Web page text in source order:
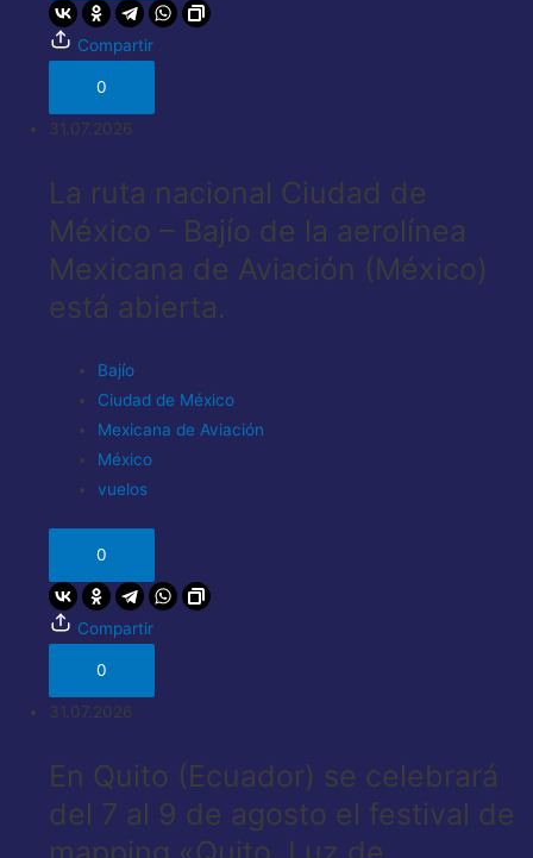
Compartir
0
31.07.2026
La ruta nacional Ciudad de
México – Bajío de la aerolínea
Mexicana de Aviación (México)
está abierta.
Bajío
Ciudad de México
Mexicana de Aviación
México
vuelos
0
Compartir
0
31.07.2026
En Quito (Ecuador) se celebrará
del 7 al 9 de agosto el festival de